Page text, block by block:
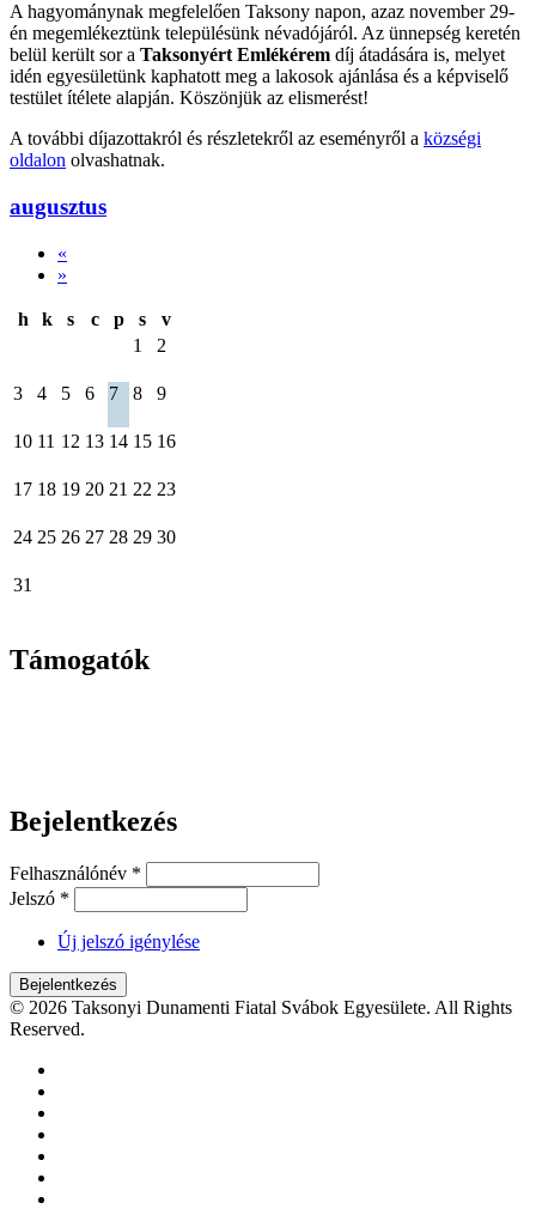
A hagyománynak megfelelően Taksony napon, azaz november 29-
én megemlékeztünk településünk névadójáról. Az ünnepség keretén
belül került sor a Taksonyért Emlékérem díj átadására is, melyet
idén egyesületünk kaphatott meg a lakosok ajánlása és a képviselő
testület ítélete alapján. Köszönjük az elismerést!
A további díjazottakról és részletekről az eseményről a községi
oldalon olvashatnak.
augusztus
«
»
h k s c p s
v
1
2
3 4 5 6 7 8 9
10 11 12 13 14 15 16
17 18 19 20 21 22 23
24 25 26 27 28 29 30
31
Támogatók
Bejelentkezés
Felhasználónév *
Jelszó *
Új jelszó igénylése
© 2026 Taksonyi Dunamenti Fiatal Svábok Egyesülete. All Rights
Reserved.